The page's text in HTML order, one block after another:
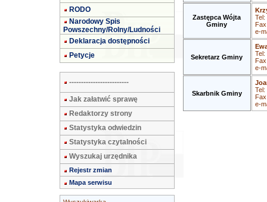
RODO
Narodowy Spis
Powszechny/Rolny/Ludności
Deklaracja dostępności
Petycje
-------------------------
Jak załatwić sprawę
Redaktorzy strony
Statystyka odwiedzin
Statystyka czytalności
Wyszukaj urzędnika
Rejestr zmian
Mapa serwisu
Zastępca Wójta
Gminy
Tel:
e-
Sekretarz Gminy
Tel:
e-
Skarbnik Gminy
Tel:
e-